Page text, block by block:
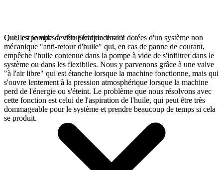
Oui, les pompes à vide Fieldpiece sont dotées d'un système non
mécanique "anti-retour d'huile" qui, en cas de panne de courant,
empêche l'huile contenue dans la pompe à vide de s'infiltrer dans le
système ou dans les flexibiles. Nous y parvenons grâce à une valve
"à l'air libre" qui est étanche lorsque la machine fonctionne, mais qui
s'ouvre lentement à la pression atmosphérique lorsque la machine
perd de l'énergie ou s'éteint. Le problème que nous résolvons avec
cette fonction est celui de l'aspiration de l'huile, qui peut être très
dommageable pour le système et prendre beaucoup de temps si cela
se produit.
Quel est le vide de récupération final ?